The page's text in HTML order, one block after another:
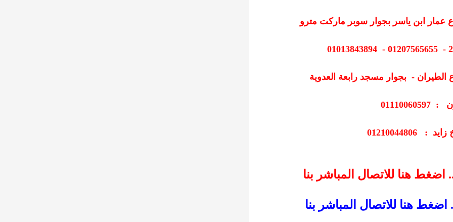
عمار ابن ياسر بجوار سوبر ماركت مترو
الطيران - بجوار مسجد رابعة العدوية
هنا للاتصال المباشر بنا